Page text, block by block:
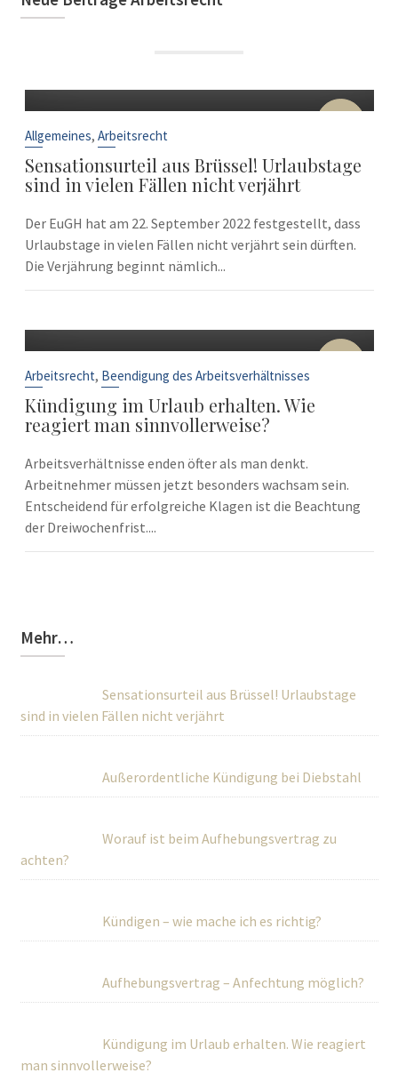
22
Allgemeines, Arbeitsrecht
Sensationsurteil aus Brüssel! Urlaubstage
sind in vielen Fällen nicht verjährt
Der EuGH hat am 22. September 2022 festgestellt, dass
Urlaubstage in vielen Fällen nicht verjährt sein dürften.
Die Verjährung beginnt nämlich...
10
Arbeitsrecht, Beendigung des Arbeitsverhältnisses
Kündigung im Urlaub erhalten. Wie
reagiert man sinnvollerweise?
Arbeitsverhältnisse enden öfter als man denkt.
Arbeitnehmer müssen jetzt besonders wachsam sein.
Entscheidend für erfolgreiche Klagen ist die Beachtung
der Dreiwochenfrist....
Mehr…
Sensationsurteil aus Brüssel! Urlaubstage
sind in vielen Fällen nicht verjährt
Außerordentliche Kündigung bei Diebstahl
Worauf ist beim Aufhebungsvertrag zu
achten?
Kündigen – wie mache ich es richtig?
Aufhebungsvertrag – Anfechtung möglich?
Kündigung im Urlaub erhalten. Wie reagiert
man sinnvollerweise?